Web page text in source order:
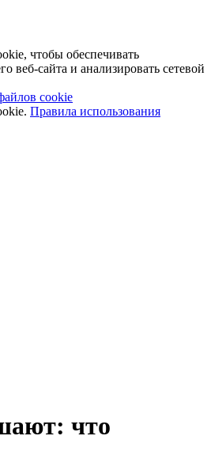
чтобы обеспечивать
веб-сайта и анализировать сетевой
cookie
Правила использования
что